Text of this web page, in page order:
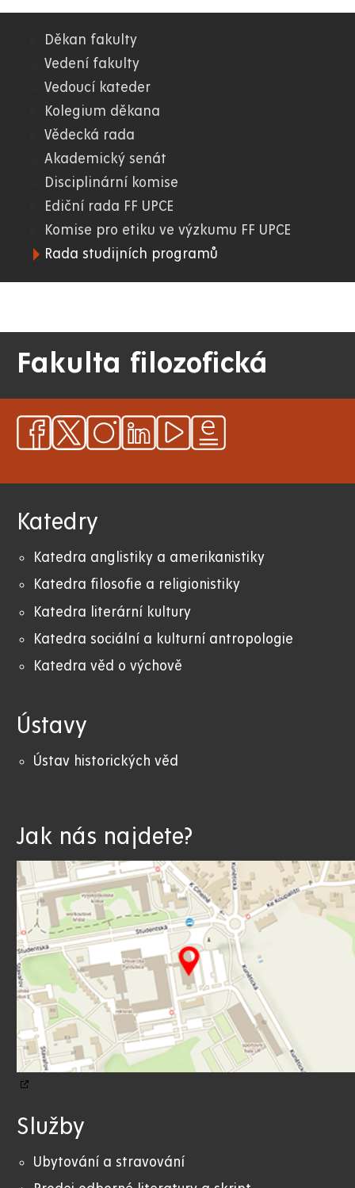
06.
FF
Děkan fakulty
Vedení fakulty
Vedoucí kateder
Kolegium děkana
Vědecká rada
Akademický senát
Disciplinární komise
Ediční rada FF UPCE
Komise pro etiku ve výzkumu FF UPCE
Rada studijních programů
Fakulta filozofická
Katedry
Katedra anglistiky a amerikanistiky
Katedra filosofie a religionistiky
Katedra literární kultury
Katedra sociální a kulturní antropologie
Katedra věd o výchově
Ústavy
Ústav historických věd
Jak nás najdete?
Služby
Ubytování a stravování